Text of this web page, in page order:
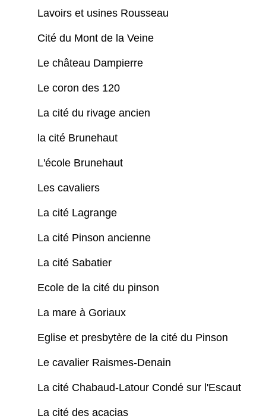
Lavoirs et usines Rousseau
Cité du Mont de la Veine
Le château Dampierre
Le coron des 120
La cité du rivage ancien
la cité Brunehaut
L'école Brunehaut
Les cavaliers
La cité Lagrange
La cité Pinson ancienne
La cité Sabatier
Ecole de la cité du pinson
La mare à Goriaux
Eglise et presbytère de la cité du Pinson
Le cavalier Raismes-Denain
La cité Chabaud-Latour Condé sur l'Escaut
La cité des acacias